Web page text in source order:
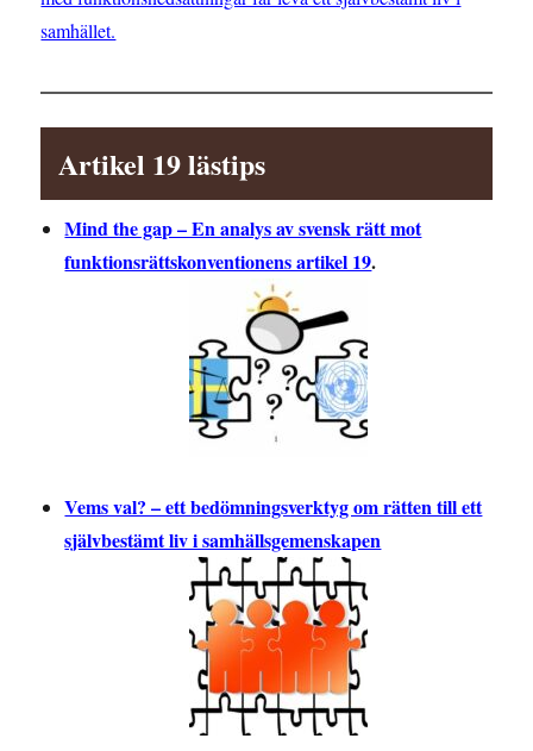
samhället.
Artikel 19 lästips
Mind the gap – En analys av svensk rätt mot
funktionsrättskonventionens artikel 19.
Vems val? – ett bedömningsverktyg om rätten till ett
självbestämt liv i samhällsgemenskapen